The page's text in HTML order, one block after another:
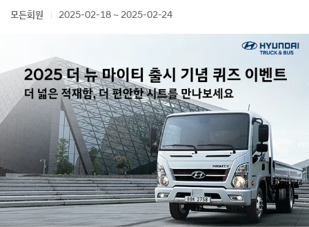
모든회원 2025-02-18 ~ 2025-02-24